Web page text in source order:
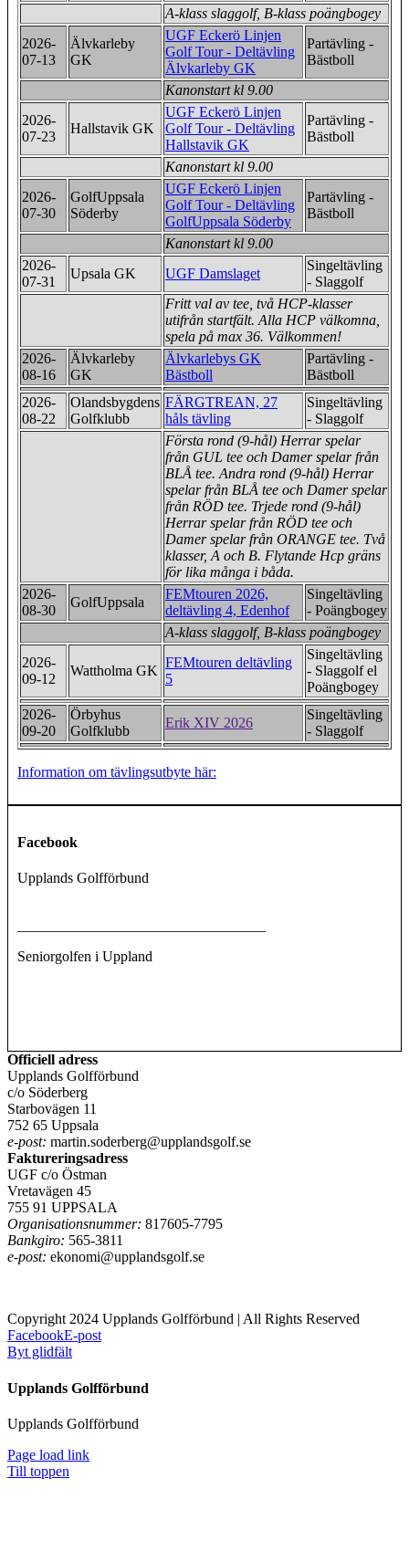
A-klass slaggolf, B-klass poängbogey
2026-
07-13
Älvkarleby
GK
UGF Eckerö Linjen
Golf Tour - Deltävling
Älvkarleby GK
Partävling -
Bästboll
Kanonstart kl 9.00
2026-
07-23
Hallstavik GK
UGF Eckerö Linjen
Golf Tour - Deltävling
Hallstavik GK
Partävling -
Bästboll
Kanonstart kl 9.00
2026-
07-30
GolfUppsala
Söderby
UGF Eckerö Linjen
Golf Tour - Deltävling
GolfUppsala Söderby
Partävling -
Bästboll
Kanonstart kl 9.00
2026-
07-31
Upsala GK UGF Damslaget
Singeltävling
- Slaggolf
Fritt val av tee, två HCP-klasser
utifrån startfält. Alla HCP välkomna,
spela på max 36. Välkommen!
2026-
08-16
Älvkarleby
GK
Älvkarlebys GK
Bästboll
Partävling -
Bästboll
2026-
08-22
Olandsbygdens
Golfklubb
FÄRGTREAN, 27
håls tävling
Singeltävling
- Slaggolf
Första rond (9-hål) Herrar spelar
från GUL tee och Damer spelar från
BLÅ tee. Andra rond (9-hål) Herrar
spelar från ​BLÅ tee och Damer spelar
från RÖD tee. Trjede rond (9-hål)
Herrar spelar från RÖD tee och
Damer spelar från ORANGE tee. Två
klasser, A och B. Flytande Hcp gräns
för lika många i båda.
2026-
08-30
GolfUppsala
FEMtouren 2026,
deltävling 4, Edenhof
Singeltävling
- Poängbogey
A-klass slaggolf, B-klass poängbogey
2026-
09-12
Wattholma GK
FEMtouren deltävling
5
Singeltävling
- Slaggolf el
Poängbogey
2026-
09-20
Örbyhus
Golfklubb
Erik XIV 2026
Singeltävling
- Slaggolf
Information om tävlingsutbyte här:
Facebook
Upplands Golfförbund
Seniorgolfen i Uppland
Officiell adress
Upplands Golfförbund
c/o Söderberg
Starbovägen 11
752 65 Uppsala
e-post: martin.soderberg@upplandsgolf.se
Faktureringsadress
UGF c/o Östman
Vretavägen 45
755 91 UPPSALA
Organisationsnummer: 817605-7795
Bankgiro: 565-3811
e-post: ekonomi@upplandsgolf.se
Copyright 2024 Upplands Golfförbund | All Rights Reserved
FacebookE-post
Byt glidfält
Upplands Golfförbund
Upplands Golfförbund
Page load link
Till toppen